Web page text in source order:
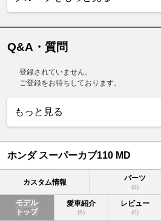
Q&A・質問
登録されていません。
ご登録をお待ちしております。
もっと見る
ホンダ スーパーカブ110 MD
カスタム情報 パーツ
(0)
モデル
トップ
愛車紹介
(9)
レビュー
(0)